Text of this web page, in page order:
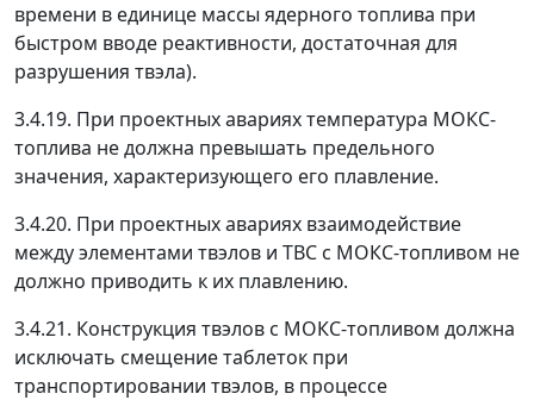
времени в единице массы ядерного топлива при
быстром вводе реактивности, достаточная для
разрушения твэла).
3.4.19. При проектных авариях температура МОКС-
топлива не должна превышать предельного
значения, характеризующего его плавление.
3.4.20. При проектных авариях взаимодействие
между элементами твэлов и ТВС с МОКС-топливом не
должно приводить к их плавлению.
3.4.21. Конструкция твэлов с МОКС-топливом должна
исключать смещение таблеток при
транспортировании твэлов, в процессе